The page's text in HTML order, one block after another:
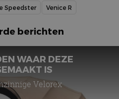
Speedster Venice R
berichten
WAAR DEZE
IS
Velorex